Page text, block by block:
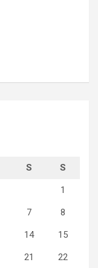
S S
1
7 8
14 15
21 22